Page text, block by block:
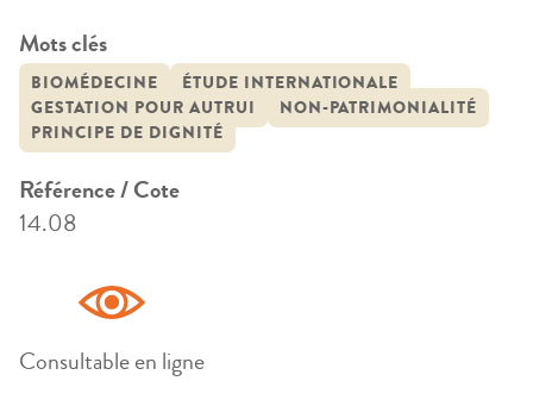
Mots clés
BIOMÉDECINE
ÉTUDE INTERNATIONALE
GESTATION POUR AUTRUI
NON-PATRIMONIALITÉ
PRINCIPE DE DIGNITÉ
Référence / Cote
14.08
Consultable en ligne